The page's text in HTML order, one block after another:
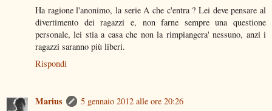
Ha ragione l'anonimo, la serie A che c'entra ? Lei deve pensare al
divertimento dei ragazzi e, non farne sempre una questione
personale, lei stia a casa che non la rimpiangera' nessuno, anzi i
ragazzi saranno più liberi.
Rispondi
Marius
5 gennaio 2012 alle ore 20:26